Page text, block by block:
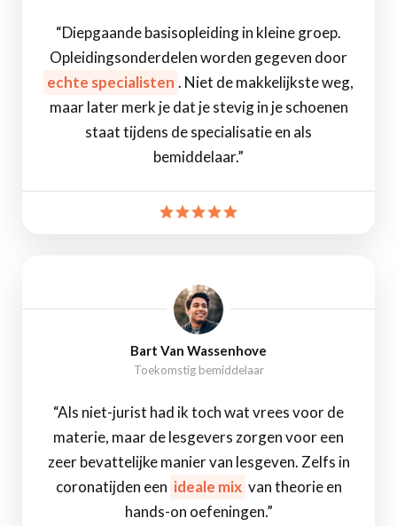
“Diepgaande basisopleiding in kleine groep.
Opleidingsonderdelen worden gegeven door
echte specialisten . Niet de makkelijkste weg,
maar later merk je dat je stevig in je schoenen
staat tijdens de specialisatie en als
bemiddelaar.”
Bart Van Wassenhove
Toekomstig bemiddelaar
“Als niet-jurist had ik toch wat vrees voor de
materie, maar de lesgevers zorgen voor een
zeer bevattelijke manier van lesgeven. Zelfs in
coronatijden een ideale mix van theorie en
hands-on oefeningen.”